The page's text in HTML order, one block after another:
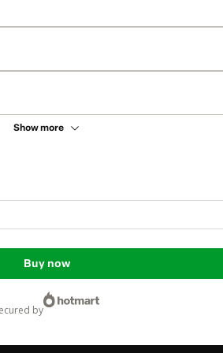
Show more
Buy now
secured by